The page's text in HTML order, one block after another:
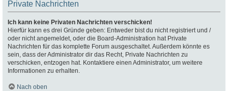
Private Nachrichten
Ich kann keine Privaten Nachrichten verschicken!
Hierfür kann es drei Gründe geben: Entweder bist du nicht registriert und /
oder nicht angemeldet, oder die Board-Administration hat Private
Nachrichten für das komplette Forum ausgeschaltet. Außerdem könnte es
sein, dass der Administrator dir das Recht, Private Nachrichten zu
verschicken, entzogen hat. Kontaktiere einen Administrator, um weitere
Informationen zu erhalten.
Nach oben